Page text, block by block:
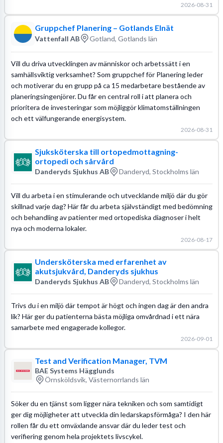
2026-08-31
Gruppchef Planering – Gotlands Elnät
Vattenfall AB Gotland, Gotlands län
Vill du driva utvecklingen av människor och arbetssätt i en
samhällsviktig verksamhet? Som gruppchef för Planering leder
och motiverar du en grupp på ca 15 medarbetare bestående av
planeringsingenjörer. Du får en central roll i att planera och
prioritera de investeringar som möjliggör klimatomställningen
och ett välfungerande energisystem.
2026-08-31
Sjuksköterska till ortopedmottagning-
ortopedi och sårvård
Danderyds Sjukhus AB Danderyd, Stockholms län
Vill du arbeta i en stimulerande och utvecklande miljö där du gör
skillnad varje dag? Här får du arbeta självständigt med bedömning
och behandling av patienter med ortopediska diagnoser i helt
nya och moderna lokaler.
2026-08-17
Undersköterska med erfarenhet av
akutsjukvård, Danderyds sjukhus
Danderyds Sjukhus AB Danderyd, Stockholms län
Trivs du i en miljö där tempot är högt och ingen dag är den andra
lik? Här ger du patienterna bästa möjliga omvårdnad i ett nära
samarbete med engagerade kollegor.
2026-09-01
Test and Verification Manager, TVM
BAE Systems Hägglunds
Örnsköldsvik, Västernorrlands län
Söker du en tjänst som ligger nära tekniken och som samtidigt
ger dig möjligheter att utveckla din ledarskapsförmåga? I den här
rollen får du ett omväxlande ansvar där du leder test och
verifiering genom hela projektets livscykel.